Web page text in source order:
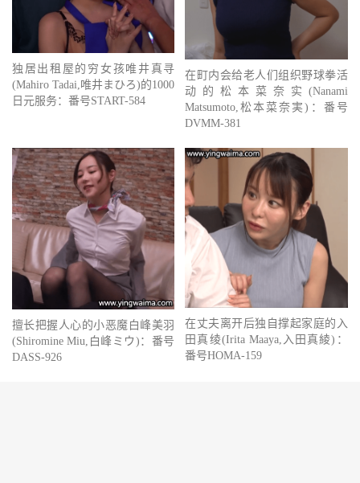
独居出租屋的穷女孩唯井真寻
(Mahiro Tadai,唯井まひろ)的1000
日元服务：番号START-584
在町内会给老人们组织野球拳活
动的松本菜奈实(Nanami
Matsumoto,松本菜奈実)：番号
DVMM-381
擅长把握人心的小恶魔白峰美羽
(Shiromine Miu,白峰ミウ)：番号
DASS-926
在丈夫离开后独自撑起家庭的入
田真绫(Irita Maaya,入田真綾)：
番号HOMA-159